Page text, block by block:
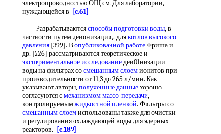
электропроводностью ОЩ см. Для лаборатории,
нуждающейся в
[c.61]
Разрабатываютсяспособы подготовки воды, в
частности путем деионизации,. длякотлов высокого
давления [399]. Вопубликованной работеФриша и
др. [226] рассматриваются теоретическое и
экспериментальное исследованиедеи01низации
воды на фильтрах сосмешанным слоемионитов при
производительности от 11,3 до 265 л/мин. Как
указывают авторы,полученные данныехорошо
согласуются смеханизмом массо-передачи,
контролируемымжидкостной пленкой. Фильтры со
смешанным слоемиспользованы также для очистки
и регулирования охлаждающей воды для ядерных
реакторов.
[c.189]